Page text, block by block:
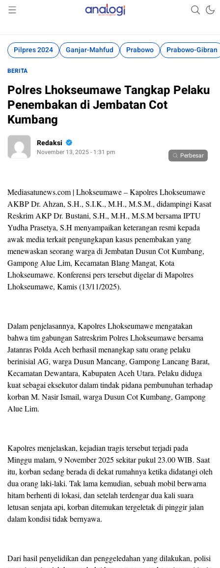
Analogi
Akurat Mengabari
Pilpres 2024 Ganjar-Mahfud Prabowo Prabowo-Gibran
BERITA
Polres Lhokseumawe Tangkap Pelaku
Penembakan di Jembatan Cot
Kumbang
Redaksi
November 13, 2025 - 1:31 pm Perbesar
Mediasatunews.com | Lhokseumawe – Kapolres Lhokseumawe
AKBP Dr. Ahzan, S.H., S.I.K., M.H., M.S.M., didampingi Kasat
Reskrim AKP Dr. Bustani, S.H., M.H., M.S.M bersama IPTU
Yudha Prasetya, S.H menyampaikan keterangan resmi kepada
awak media terkait pengungkapan kasus penembakan yang
menewaskan seorang warga di Jembatan Dusun Cot Kumbang,
Gampong Alue Lim, Kecamatan Blang Mangat, Kota
Lhokseumawe. Konferensi pers tersebut digelar di Mapolres
Lhokseumawe, Kamis (13/11/2025).
Dalam penjelasannya, Kapolres Lhokseumawe mengatakan
bahwa tim gabungan Satreskrim Polres Lhokseumawe bersama
Jatanras Polda Aceh berhasil menangkap satu orang pelaku
berinisial AG, warga Dusun Mancang, Gampong Lancang Barat,
Kecamatan Dewantara, Kabupaten Aceh Utara. Pelaku diduga
kuat sebagai eksekutor dalam tindak pidana pembunuhan terhadap
korban M. Nasir Ismail, warga Dusun Cot Kumbang, Gampong
Alue Lim.
Kapolres menjelaskan, kejadian tragis tersebut terjadi pada
Minggu malam, 9 November 2025 sekitar pukul 23.00 WIB. Saat
itu, korban sedang berada di dekat rumahnya ketika didatangi oleh
dua orang laki-laki. Tak lama kemudian, sebuah mobil berwarna
hitam berhenti di lokasi, dan setelah terdengar dua kali suara
letusan senjata api, korban ditemukan tergeletak di pinggir jalan
dalam kondisi tidak bernyawa.
Dari hasil penyelidikan dan penggeledahan yang dilakukan, polisi